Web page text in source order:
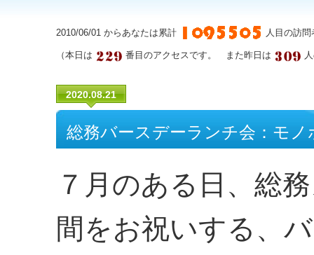
2010/06/01 からあなたは累計 人目の訪
（本日は 番目のアクセスです。 また昨日は
2020.08.21
総務バースデーランチ会：モノ
７月のある日、総
間をお祝いする、